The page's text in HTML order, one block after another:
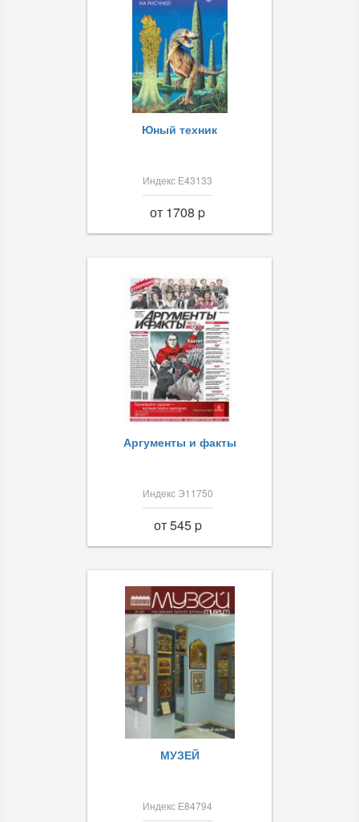
Юный техник
Индекс Е43133
от 1708 p
Аргументы и факты
Индекс Э11750
от 545 p
МУЗЕЙ
Индекс Е84794